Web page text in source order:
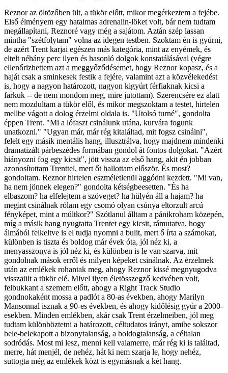
Reznor az öltözőben ült, a tükör előtt, mikor megérkeztem a fejébe.
Első élményem egy hatalmas adrenalin-löket volt, bár nem tudtam
megállapítani, Reznoré vagy még a sajátom. Aztán szép lassan
mintha "szétfolytam" volna az idegen testben. Szoktam én is gyúrni,
de azért Trent karjai egészen más kategória, mint az enyémek, és
eltelt néhány perc ilyen és hasonló dolgok konstatálásával (végre
ellenőrizhettem azt a meggyőződésemet, hogy Reznor kopasz, és a
haját csak a sminkesek festik a fejére, valamint azt a közvélekedést
is, hogy a nagyon határozott, nagyon kigyúrt férfiaknak kicsi a
farkuk -- de nem mondom meg, mire jutottam). Szerencsére ez alatt
nem mozdultam a tükör elől, és mikor megszoktam a testet, hirtelen
mellbe vágott a dolog érzelmi oldala is. "Utolsó turné", gondolta
éppen Trent. "Mi a lófaszt csinálunk utána, kurvára fogunk
unatkozni." "Ugyan már, már rég kitaláltad, mit fogsz csinálni",
felelt egy másik mentális hang, illusztrálva, hogy majdnem mindenki
dramatizált párbeszédes formában gondol át fontos dolgokat. "Azért
hiányozni fog egy kicsit", jött vissza az első hang, akit én jobban
azonosítottam Trenttel, mert őt hallottam először. És most?
gondoltam. Reznor hirtelen eszméletlenül aggódni kezdett. "Mi van,
ha nem jönnek elegen?" gondolta kétségbeesetten. "És ha
elbaszom? ha elfelejtem a szöveget? ha hülyén áll a hajam? ha
megint csinálnak rólam egy csomó olyan csúnya eltorzult arcú
fényképet, mint a múltkor?" Szótlanul álltam a pánikroham közepén,
míg a másik hang nyugtatta Trentet egy kicsit, rámutatva, hogy
álmából felkeltve is el tudja nyomni a bulit, mert ő írta a számokat,
különben is tiszta és boldog már évek óta, jól néz ki, a
menyasszonya is jól néz ki, és különben is le van szarva, mit
gondolnak mások erről és milyen képeket csinálnak. Az érzelmek
után az emlékek rohantak meg, ahogy Reznor kissé megnyugodva
visszaült a tükör elé. Mivel ilyen életösszegző kedvében volt,
felbukkant a szemem előtt, ahogy a Right Track Studio
gondnokaként mossa a padlót a 80-as években, ahogy Marilyn
Mansonnal isznak a 90-es években, és ahogy kidőlésig gyúr a 2000-
esekben. Minden emlékben, akár csak Trent érzelmeiben, jól meg
tudtam különböztetni a határozott, céltudatos irányt, amibe sokszor
bele-belekapott a bizonytalanság, a boldogtalanság, a céltalan
sodródás. Most mi lesz, menni kell valamerre, már rég ki is találtad,
merre, hát menjél, de nehéz, hát ki nem szarja le, hogy nehéz,
suttogta még az emlékek közt is egymásnak a két hang.